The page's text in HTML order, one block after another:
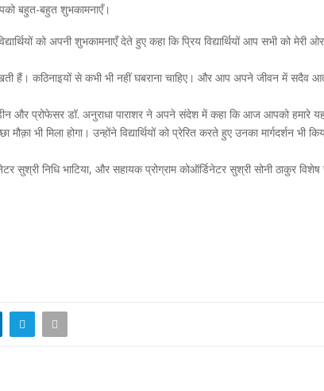
बहुत-बहुत शुभकामनाएँ।
को अपनी शुभकामनाएँ देते हुए कहा कि प्रिय विद्यार्थियों आप सभी
हैं। कठिनाइयों से कभी भी नहीं घबराना चाहिए। और आप अपने जीवन में सदैव
और प्रोफेसर डॉ. अनुराधा पाराशर ने अपने संदेश में कहा कि आज आपको हमारे
भी मिला होगा। उन्होंने विद्यार्थियों को प्रेरित करते हुए उनका मार्गदर्शन भी
सुश्री निधि भाटिया, और सहायक प्रोग्राम कोऑर्डिनेटर सुश्री सोनी ठाकुर